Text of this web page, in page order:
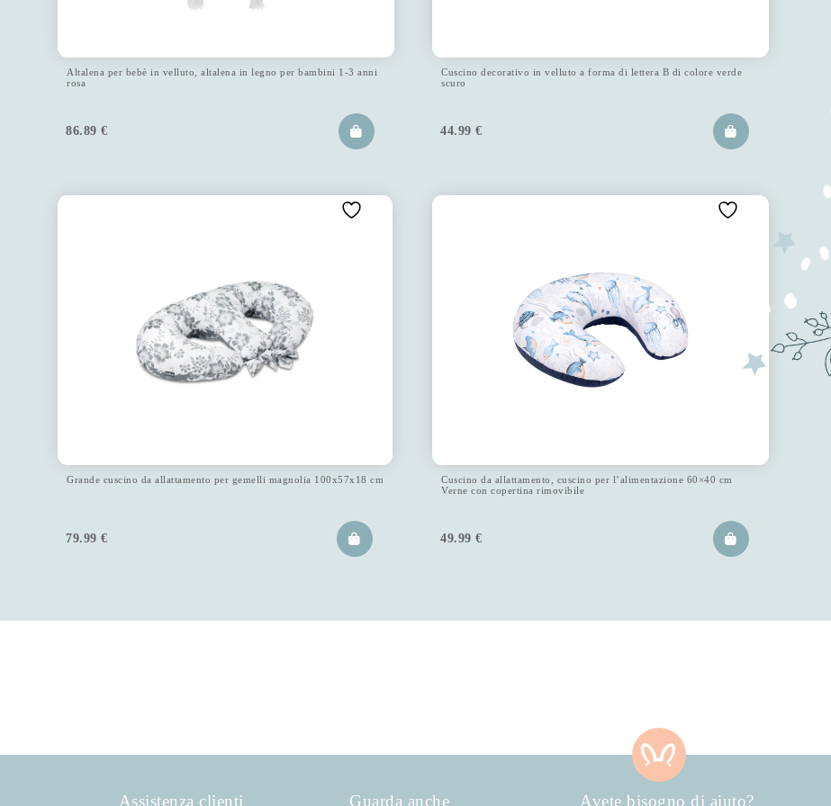
Altalena per bebè in velluto, altalena in legno per bambini 1-3 anni
rosa
86.89 €
Cuscino decorativo in velluto a forma di lettera B di colore verde
scuro
44.99 €
Grande cuscino da allattamento per gemelli magnolia 100x57x18 cm
79.99 €
Cuscino da allattamento, cuscino per l’alimentazione 60×40 cm
Verne con copertina rimovibile
49.99 €
Assistenza clienti Guarda anche Avete bisogno di aiuto?